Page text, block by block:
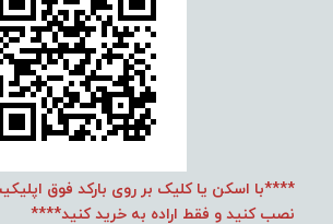
****با اسکن یا کلیک بر روی بارکد فوق
نصب کنید و فقط اراده به خرید کنید****